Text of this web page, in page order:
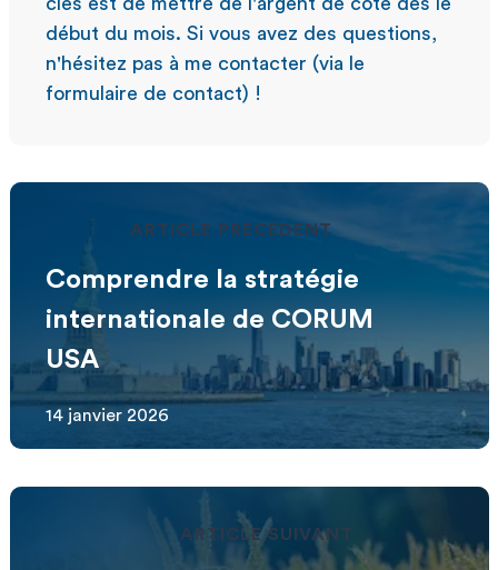
début du mois. Si vous avez des questions,
n'hésitez pas à me contacter (via le
formulaire de contact) !
ARTICLE PRÉCÉDENT
Comprendre la stratégie
internationale de CORUM
USA
14 janvier 2026
ARTICLE SUIVANT